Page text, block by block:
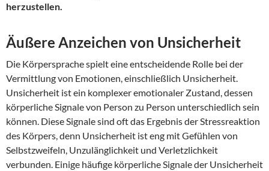
herzustellen.
Äußere Anzeichen von Unsicherheit
Die Körpersprache spielt eine entscheidende Rolle bei der
Vermittlung von Emotionen, einschließlich Unsicherheit.
Unsicherheit ist ein komplexer emotionaler Zustand, dessen
körperliche Signale von Person zu Person unterschiedlich sein
können. Diese Signale sind oft das Ergebnis der Stressreaktion
des Körpers, denn Unsicherheit ist eng mit Gefühlen von
Selbstzweifeln, Unzulänglichkeit und Verletzlichkeit
verbunden. Einige häufige körperliche Signale der Unsicherheit